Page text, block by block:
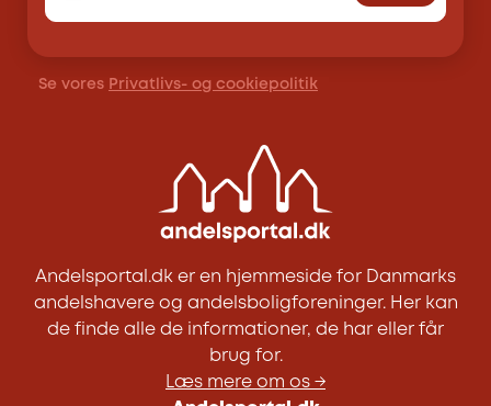
Se vores Privatlivs- og cookiepolitik
Andelsportal.dk er en hjemmeside for Danmarks
andelshavere og andelsboligforeninger. Her kan
de finde alle de informationer, de har eller får
brug for.
Læs mere om os →